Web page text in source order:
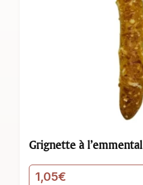
Grignette à l’emmental
1,05€